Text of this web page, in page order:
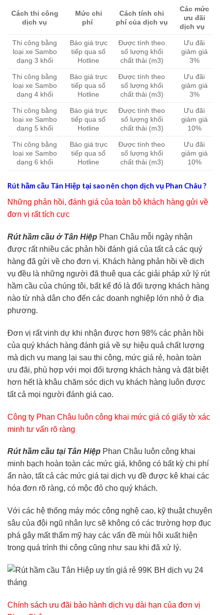
Cách thi công
dịch vụ
Mức chi
phí
Cách tính chi
phí của dịch vụ
Các mức
ưu đãi
dịch vụ
Thi công bằng
loại xe Sambo
dạng 3 khối
Báo giá trực
tiếp qua số
Hotline
Được tính theo
số lượng khối
chất thải (m3)
Ưu đãi
giảm giá
3%
Thi công bằng
loại xe Sambo
dạng 4 khối
Báo giá trực
tiếp qua số
Hotline
Được tính theo
số lượng khối
chất thải (m3)
Ưu đãi
giảm giá
3%
Thi công bằng
loại xe Sambo
dạng 5 khối
Báo giá trực
tiếp qua số
Hotline
Được tính theo
số lượng khối
chất thải (m3)
Ưu đãi
giảm giá
10%
Thi công bằng
loại xe Sambo
dạng 6 khối
Báo giá trực
tiếp qua số
Hotline
Được tính theo
số lượng khối
chất thải (m3)
Ưu đãi
giảm giá
10%
Rút hầm cầu Tân Hiệp tại sao nên chọn dịch vụ Phan Châu ?
Những phản hồi, đánh giá của toàn bộ khách hàng gửi về
đơn vị rất tích cực
Rút hầm cầu ở Tân Hiệp Phan Châu mỗi ngày nhận
được rất nhiều các phản hồi đánh giá của tất cả các quý
hàng đã gửi về cho đơn vị. Khách hàng phản hồi về dịch
vụ đều là những người đã thuê qua các giải pháp xử lý rút
hầm cầu của chúng tôi, bất kể đó là đối tượng khách hàng
nào từ nhà dân cho đến các doanh nghiệp lớn nhỏ ở địa
phương.
Đơn vị rất vinh dự khi nhận được hơn 98% các phản hồi
của quý khách hàng đánh giá về sự hiệu quả chất lượng
mà dịch vụ mang lại sau thi công, mức giá rẻ, hoàn toàn
ưu đãi, phù hợp với mọi đối tượng khách hàng và đặt biệt
hơn hết là khâu chăm sóc dịch vụ khách hàng luôn được
tất cả mọi người đánh giá cao.
Công ty Phan Châu luôn công khai mức giá có giấy tờ xác
minh tư vấn rõ ràng
Rút hầm cầu tại Tân Hiệp Phan Châu luôn công khai
minh bạch hoàn toàn các mức giá, không có bất kỳ chi phí
ẩn nào, tất cả các mức giá tại dịch vụ đề được kê khai các
hóa đơn rõ ràng, có mộc đỏ cho quý khách.
Với các hệ thống máy móc công nghệ cao, kỹ thuật chuyên
sâu của đội ngũ nhân lực sẽ không có các trường hợp đục
phá gây mất thẩm mỹ hay các vấn đề mùi hôi xuất hiện
trong quá trình thi công cũng như sau khi đã xử lý.
Chính sách ưu đãi bảo hành dịch vụ dài hạn của đơn vị